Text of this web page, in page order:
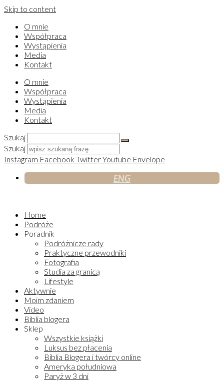
Skip to content
O mnie
Współpraca
Wystąpienia
Media
Kontakt
O mnie
Współpraca
Wystąpienia
Media
Kontakt
Szukaj
Szukaj
Instagram Facebook TwitterYoutube Envelope
ENG
Home
Podróże
Poradnik
Podróżnicze rady
Praktyczne przewodniki
Fotografia
Studia za granicą
Lifestyle
Aktywnie
Moim zdaniem
Video
Biblia blogera
Sklep
Wszystkie książki
Luksus bez płacenia
Biblia Blogera i twórcy online
Ameryka południowa
Paryż w 3 dni